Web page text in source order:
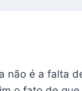
não é a falta